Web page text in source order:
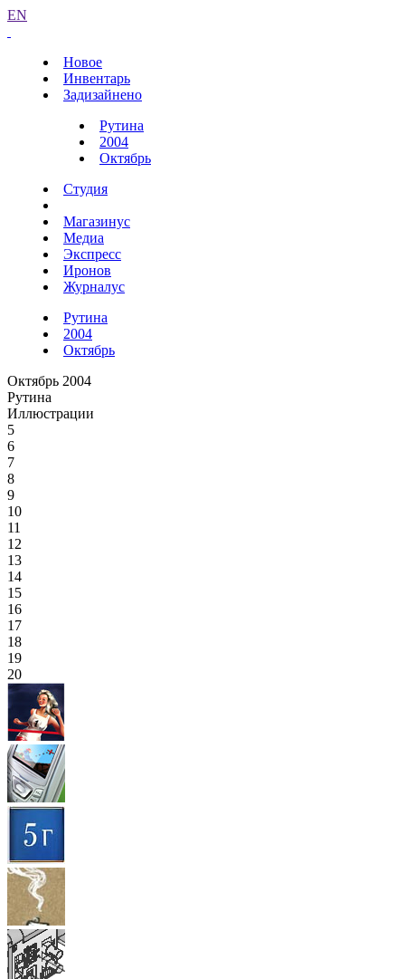
EN
Новое
Инвентарь
Задизайнено
Рутина
2004
Октябрь
Студия
Магазинус
Медиа
Экспресс
Иронов
Журналус
Рутина
2004
Октябрь
Октябрь 2004
Рутина
Иллюстрации
5
6
7
8
9
10
11
12
13
14
15
16
17
18
19
20